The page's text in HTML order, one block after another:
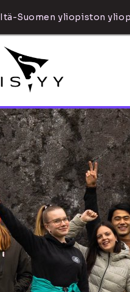
Itä-Suomen yliopiston